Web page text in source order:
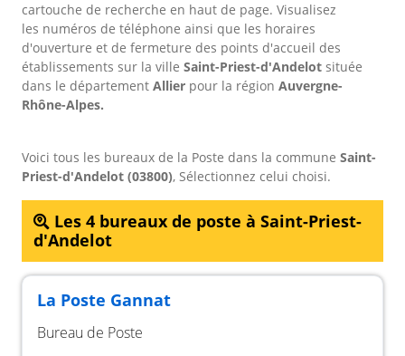
cartouche de recherche en haut de page. Visualisez
les numéros de téléphone ainsi que les horaires
d'ouverture et de fermeture des points d'accueil des
établissements sur la ville Saint-Priest-d'Andelot située
dans le département Allier pour la région Auvergne-
Rhône-Alpes.
Voici tous les bureaux de la Poste dans la commune Saint-
Priest-d'Andelot (03800), Sélectionnez celui choisi.
Les 4 bureaux de poste à Saint-Priest-
d'Andelot
La Poste Gannat
Bureau de Poste